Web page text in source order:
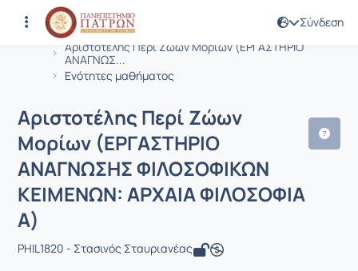
Σύνδεση
Αρχική Σελίδα
Αριστοτέλης Περί Ζώων Μορίων (ΕΡΓΑΣΤΗΡΙΟ
ΑΝΑΓΝΩΣ...
Ενότητες μαθήματος
Μάθημα : Αριστοτέλης Περί Ζώων
Κωδικός : PHIL1820
Αριστοτέλης Περί Ζώων
Μορίων (ΕΡΓΑΣΤΗΡΙΟ
ΑΝΑΓΝΩΣΗΣ ΦΙΛΟΣΟΦΙΚΩΝ
ΚΕΙΜΕΝΩΝ: ΑΡΧΑΙΑ ΦΙΛΟΣΟΦΙΑ
Α)
PHIL1820 - Στασινός Σταυριανέας